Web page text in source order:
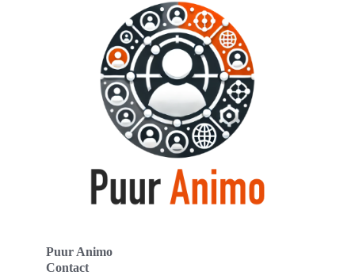
Puur Animo
Contact